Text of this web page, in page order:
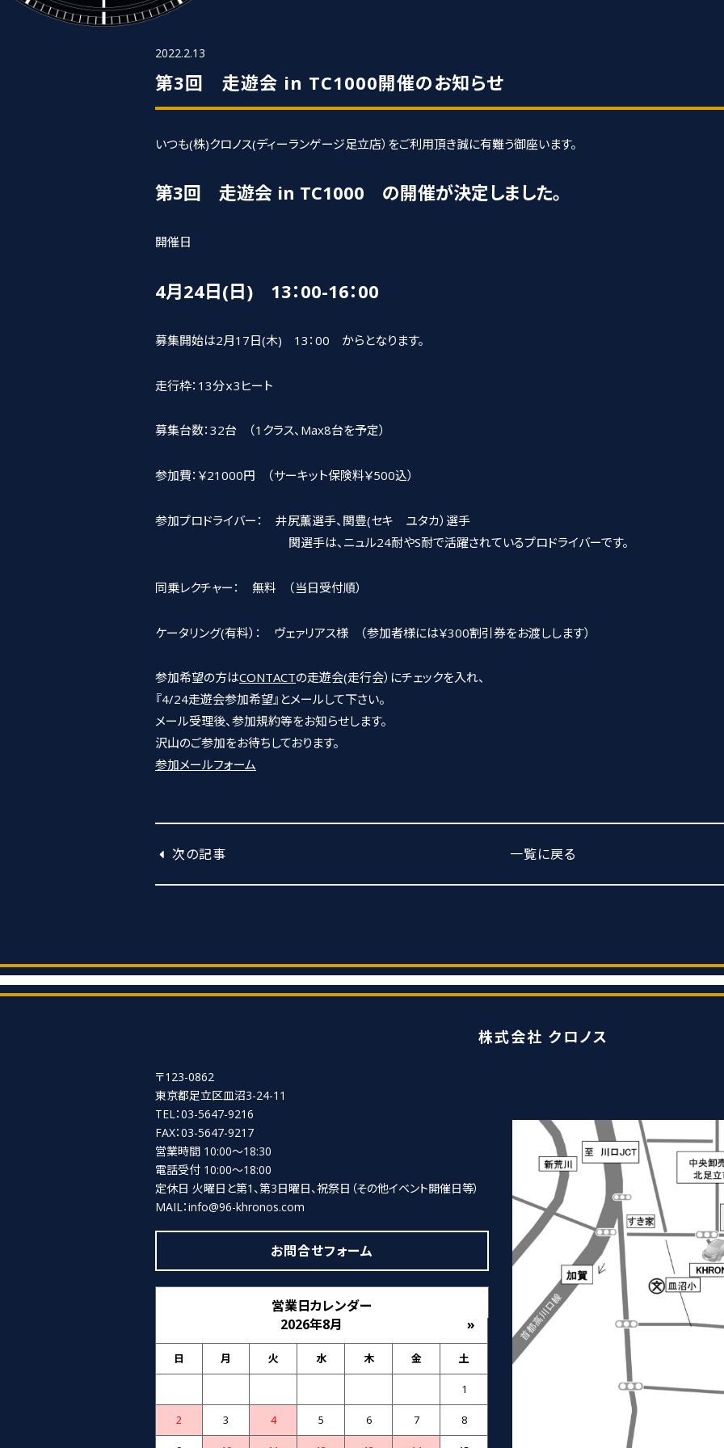
2022.2.13
第3回 走遊会 in TC1000開催のお知らせ
いつも(株)クロノス(ディーランゲージ足立店）をご利用頂き誠に有難う御座います。
第3回 走遊会 in TC1000 の開催が決定しました。
開催日
4月24日(日) 13：00-16：00
募集開始は2月17日(木) 13：00 からとなります。
走行枠：13分ｘ3ヒート
募集台数：32台 （1クラス、Max8台を予定）
参加費：￥21000円 （サーキット保険料￥500込）
参加プロドライバー： 井尻薫選手、関豊(セキ ユタカ）選手
関選手は、ニュル24耐やS耐で活躍されているプロドライバーです。
同乗レクチャー： 無料 （当日受付順）
ケータリング(有料）： ヴェァリアス様 （参加者様には￥300割引券をお渡しします）
参加希望の方はCONTACTの走遊会(走行会）にチェックを入れ、
『4/24走遊会参加希望』とメールして下さい。
メール受理後、参加規約等をお知らせします。
沢山のご参加をお待ちしております。
参加メールフォーム
次の記事 一覧に戻る
株式会社 クロノス
〒123-0862
東京都足立区皿沼3-24-11
TEL：03-5647-9216
FAX：03-5647-9217
営業時間 10:00～18:30
電話受付 10:00～18:00
定休日 火曜日と第1、第3日曜日、祝祭日 （その他イベント開催日等）
MAIL：info@96-khronos.com
お問合せフォーム
営業日カレンダー
2026年8月
»
日 月 火 水 木 金 土
1
2 3 4 5 6 7 8